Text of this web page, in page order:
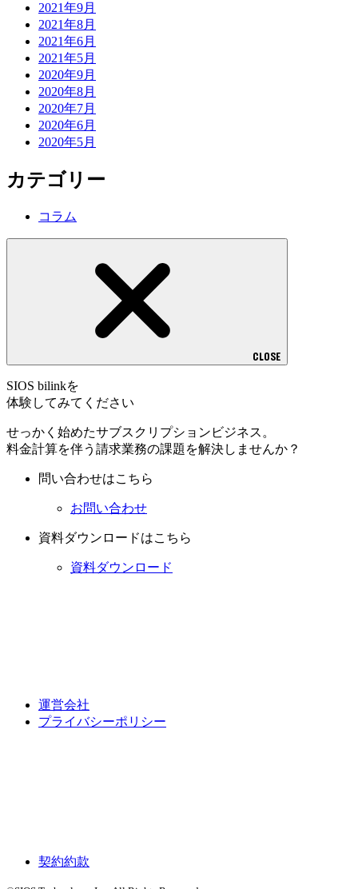
2021年9月
2021年8月
2021年6月
2021年5月
2020年9月
2020年8月
2020年7月
2020年6月
2020年5月
カテゴリー
コラム
CLOSE
SIOS bilinkを
体験してみてください
せっかく始めたサブスクリプションビジネス。
料金計算を伴う請求業務の課題を解決しませんか？
問い合わせはこちら
お問い合わせ
資料ダウンロードはこちら
資料ダウンロード
運営会社
プライバシーポリシー
契約約款